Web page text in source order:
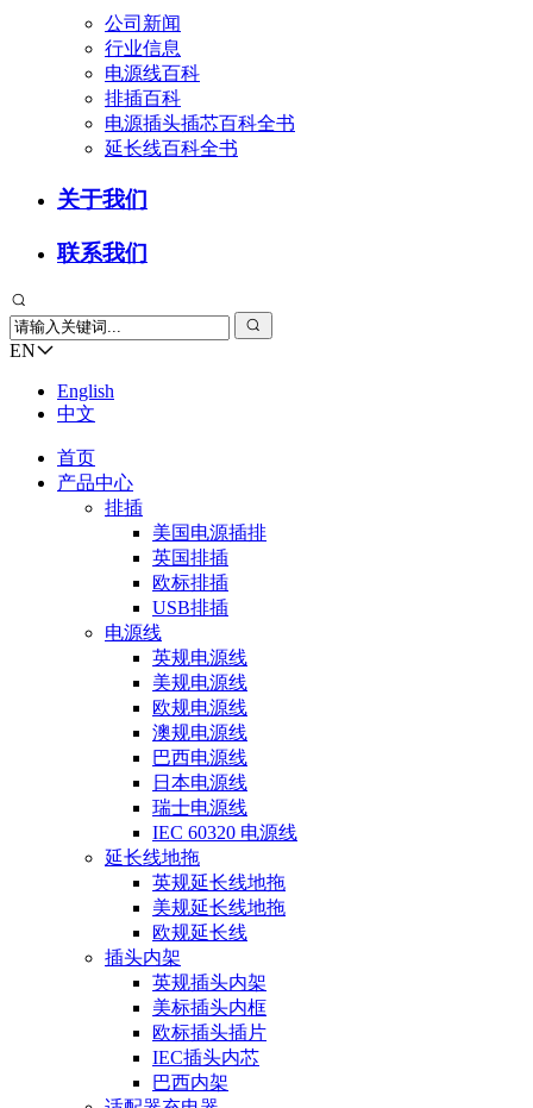
公司新闻
行业信息
电源线百科
排插百科
电源插头插芯百科全书
延长线百科全书
关于我们
联系我们
EN
English
中文
首页
产品中心
排插
美国电源插排
英国排插
欧标排插
USB排插
电源线
英规电源线
美规电源线
欧规电源线
澳规电源线
巴西电源线
日本电源线
瑞士电源线
IEC 60320 电源线
延长线地拖
英规延长线地拖
美规延长线地拖
欧规延长线
插头内架
英规插头内架
美标插头内框
欧标插头插片
IEC插头内芯
巴西内架